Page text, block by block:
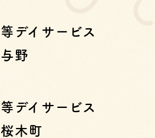
デイサービス
野
デイサービス
木町